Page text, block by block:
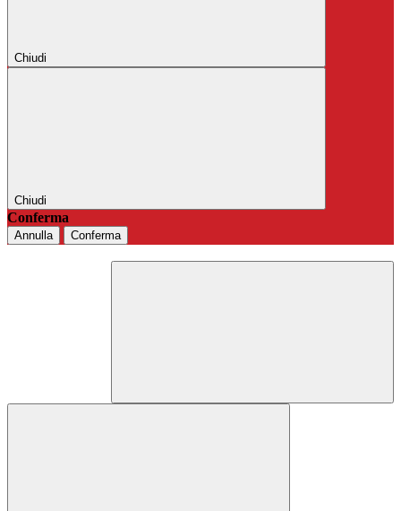
Chiudi
Chiudi
Conferma
Annulla Conferma